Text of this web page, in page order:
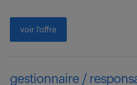
voir l'offre
gestionnaire /